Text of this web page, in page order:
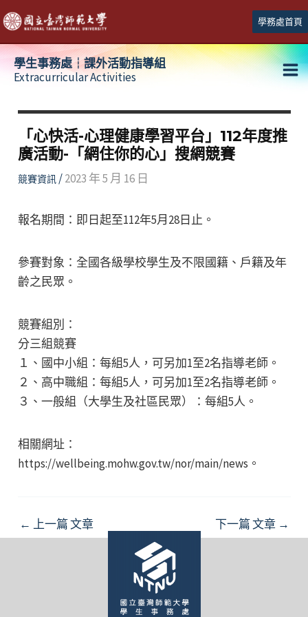
跳
至
主
學務處首頁
學生事務處┆課外活動指導組
Extracurricular Activities
「心快活-心理健康學習平台」112年度推
廣活動-「網住你的心」搜網競賽
競賽資訊/2023 年 5 月 16 日
報名期間：即日起至112年5月28日止。
參賽對象：全國各級學校學生及不限國籍、戶籍及年
齡之民眾。
競賽組別：
分三組競賽
１、國中小組：每組5人，可另加1至2名指導老師。
２、高中職組：每組5人，可另加1至2名指導老師。
３、一般組（大學生及社區民眾）：每組5人。
相關網址：
https://wellbeing.mohw.gov.tw/nor/main/news。
Post
navigation
← 上一篇 文章 下一篇 文章 →